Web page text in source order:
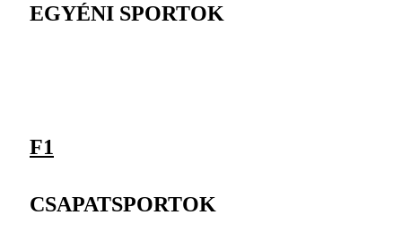
EGYÉNI SPORTOK
F1
CSAPATSPORTOK